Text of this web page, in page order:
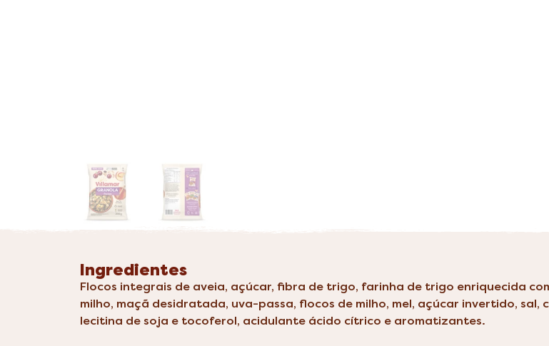
Ingredientes
Flocos integrais de aveia, açúcar, fibra de trigo, farinha de trigo enriquecida
milho, maçã desidratada, uva-passa, flocos de milho, mel, açúcar invertido,
lecitina de soja e tocoferol, acidulante ácido cítrico e aromatizantes.